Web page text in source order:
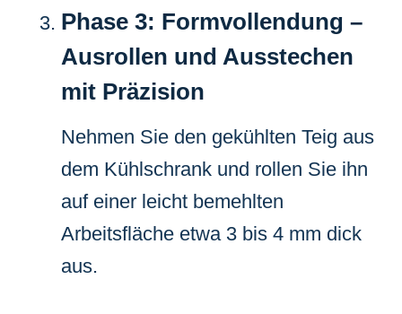
Phase 3: Formvollendung –
Ausrollen und Ausstechen
mit Präzision
Nehmen Sie den gekühlten Teig aus
dem Kühlschrank und rollen Sie ihn
auf einer leicht bemehlten
Arbeitsfläche etwa 3 bis 4 mm dick
aus.